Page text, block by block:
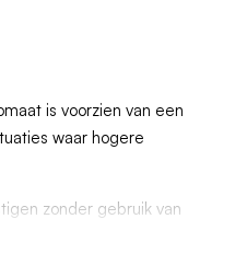
is voorzien van een
waar hogere
zonder gebruik van